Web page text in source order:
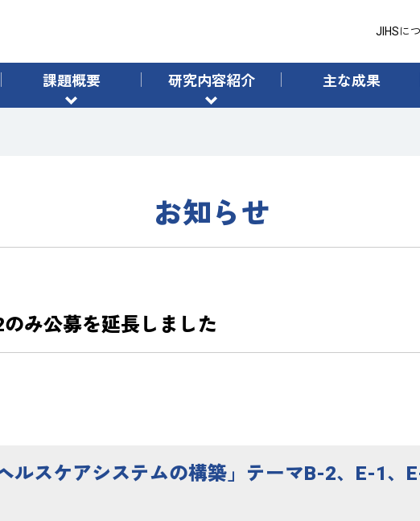
JIHSに
課題概要 研究内容紹介 主な成果
お知らせ
み公募を延長しました
ルスケアシステムの構築」テーマB-2、E-1、